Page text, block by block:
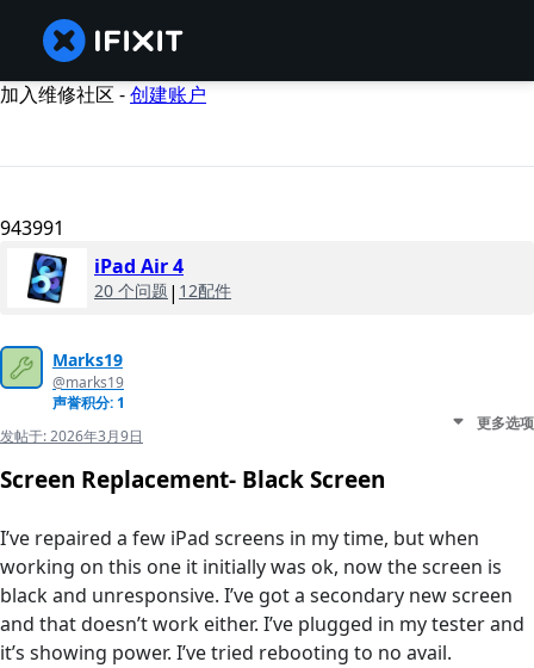
加入维修社区 -创建账户
943991
iPad Air 4
20 个问题 | 12配件
Marks19
@marks19
声誉积分: 1
发帖于:2026年3月9日
更多选项
Screen Replacement- Black Screen
I’ve repaired a few iPad screens in my time, but when
working on this one it initially was ok, now the screen is
black and unresponsive. I’ve got a secondary new screen
and that doesn’t work either. I’ve plugged in my tester and
it’s showing power. I’ve tried rebooting to no avail.